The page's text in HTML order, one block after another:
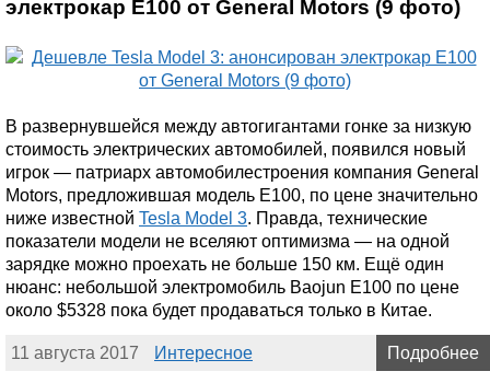
электрокар Е100 от General Motors (9 фото)
В развернувшейся между автогигантами гонке за низкую
стоимость электрических автомобилей, появился новый
игрок — патриарх автомобилестроения компания General
Motors, предложившая модель Е100, по цене значительно
ниже известной Tesla Model 3. Правда, технические
показатели модели не вселяют оптимизма — на одной
зарядке можно проехать не больше 150 км. Ещё один
нюанс: небольшой электромобиль Baojun Е100 по цене
около $5328 пока будет продаваться только в Китае.
11 августа 2017 Интересное Подробнее